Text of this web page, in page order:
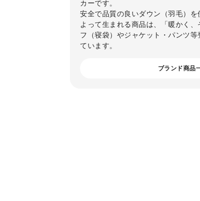
カーです。
安全で品質の良いダウン（羽毛）
よって生まれる商品は、「暖かく
フ（寝袋）やジャケット・パンツ
ています。
ブランド商品